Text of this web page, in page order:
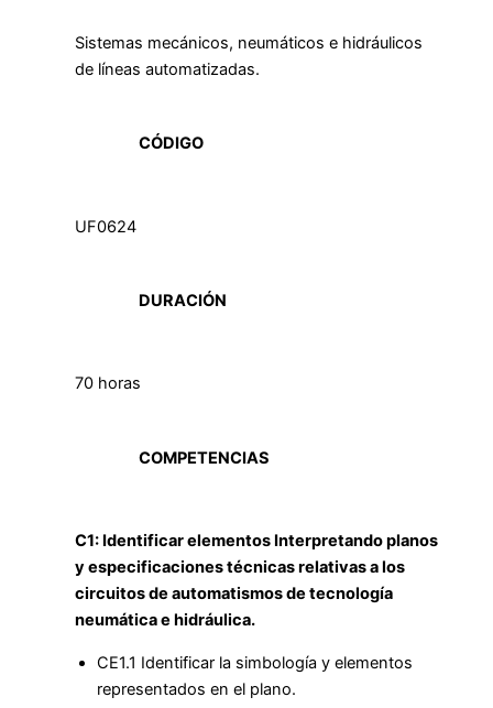
Sistemas mecánicos, neumáticos e hidráulicos
de líneas automatizadas.
CÓDIGO
UF0624
DURACIÓN
70 horas
COMPETENCIAS
C1: Identificar elementos Interpretando planos
y especificaciones técnicas relativas a los
circuitos de automatismos de tecnología
neumática e hidráulica.
CE1.1 Identificar la simbología y elementos
representados en el plano.